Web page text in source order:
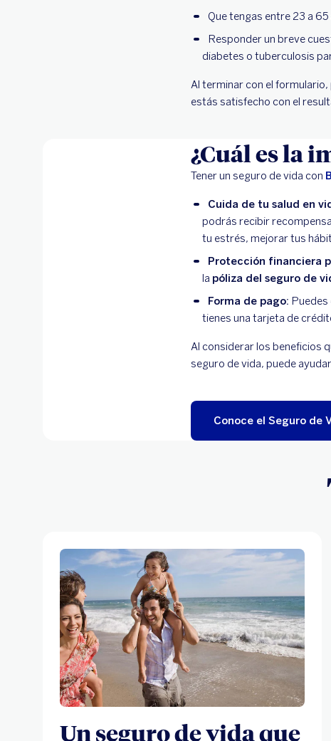
Que tengas entre 23 a 65
Responder un breve
diabetes o tuberculosis
Al terminar con el
estás satisfecho con el
¿Cuál es la
Tener un seguro de vida con
Cuida de tu salud en
podrás recibir
tu estrés, mejorar tus
Protección financiera
la póliza del seguro de
Forma de pago: Puedes
tienes una tarjeta de
Al considerar los beneficios
seguro de vida, puede
Conoce el Seguro de
Un seguro de vida que